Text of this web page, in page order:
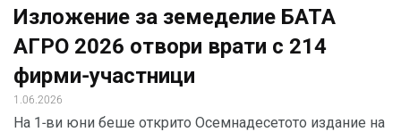
Изложение за земеделие БАТА
АГРО 2026 отвори врати с 214
фирми-участници
1.06.2026
На 1-ви юни беше открито Осемнадесетото издание на